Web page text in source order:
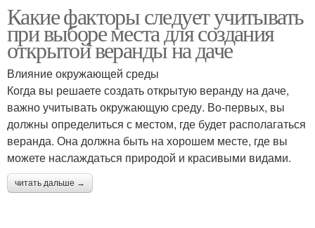
Какие факторы следует учитывать
при выборе места для создания
открытой веранды на даче
Влияние окружающей среды
Когда вы решаете создать открытую веранду на даче,
важно учитывать окружающую среду. Во-первых, вы
должны определиться с местом, где будет располагаться
веранда. Она должна быть на хорошем месте, где вы
можете наслаждаться природой и красивыми видами.
читать дальше →